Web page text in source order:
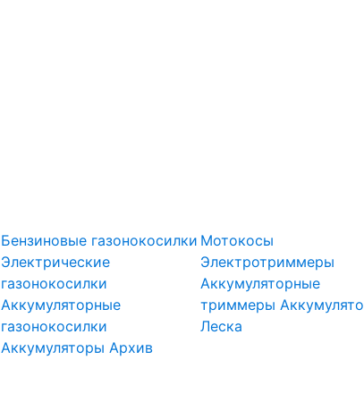
Бензиновые газонокосилки
Электрические
газонокосилки
Аккумуляторные
газонокосилки
Аккумуляторы Архив
Мотокосы
Электротриммеры
Аккумуляторные
триммеры
Леска